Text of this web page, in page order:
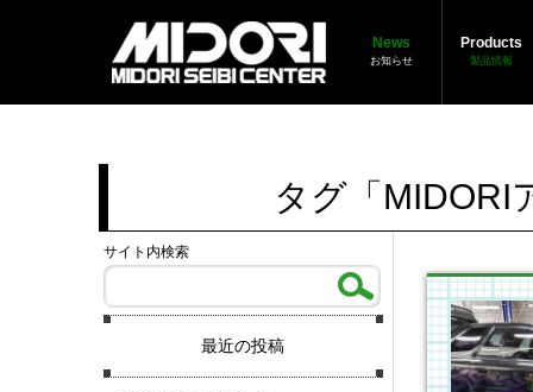
News
お知らせ
Products
製品情報
タグ「MIDORI
サイト内検索
最近の投稿